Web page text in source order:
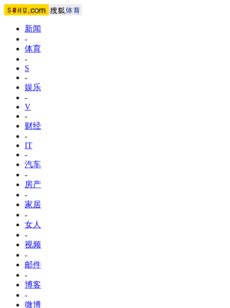
新闻
-
体育
-
S
-
娱乐
-
V
-
财经
-
IT
-
汽车
-
房产
-
家居
-
女人
-
视频
-
邮件
-
博客
-
微博